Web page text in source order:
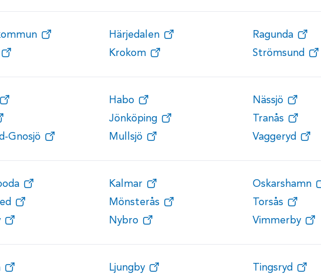
Härjedalen
Krokom
Ragunda
Strömsund
Gnosjö
Habo
Jönköping
Mullsjö
Nässjö
Tranås
Vaggeryd
Kalmar
Mönsterås
Nybro
Oskarshamn
Torsås
Vimmerby
Ljungby
Tingsryd